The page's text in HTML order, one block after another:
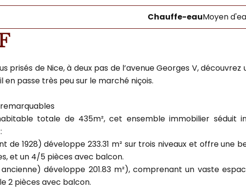
Chauffe-eauMoyen
prisés de Nice, à deux pas de l’avenue Georges V,
passe très peu sur le marché niçois.
totale de 435m², cet ensemble immobilier
de 1928) développe 233.31 m² sur trois niveaux et offre une
et un 4/5 pièces avec balcon.
développe 201.83 m²), comprenant un vaste
2 pièces avec balcon.